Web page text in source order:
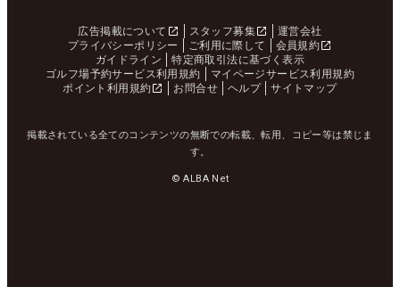
広告掲載について スタッフ募集
運営会社
プライバシーポリシー
ご利用に際して
会員規約
ガイドライン
特定商取引法に基づく表示
ゴルフ場予約サービス利用規約
マイページサービス利用規約
ポイント利用規約
お問合せ ヘルプ サイトマップ
掲載されている全てのコンテンツの無断での転載、転用、コピー等は禁じま
す。
© ALBA Net